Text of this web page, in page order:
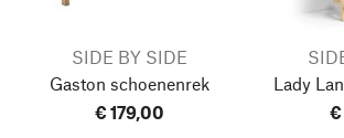
SIDE BY SIDE
Gaston schoenenrek
€ 179,00
Lady
€